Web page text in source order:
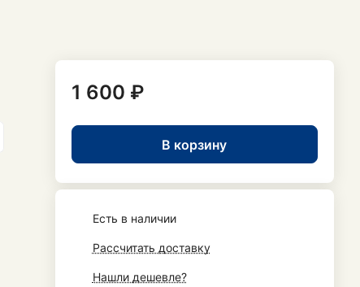
1 600 ₽
В корзину
Есть в наличии
Рассчитать доставку
Нашли дешевле?